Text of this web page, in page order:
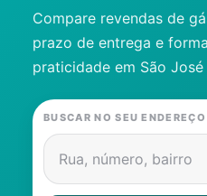
Compare revendas de
prazo de entrega e
praticidade em São
BUSCAR NO SEU ENDEREÇO
Rua, número, bairro